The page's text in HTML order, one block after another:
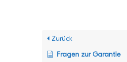
Zurück
Fra­gen zur Garantie